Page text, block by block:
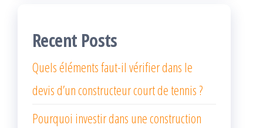
Recent Posts
Quels éléments faut-il vérifier dans le
devis d’un constructeur court de tennis ?
Pourquoi investir dans une construction